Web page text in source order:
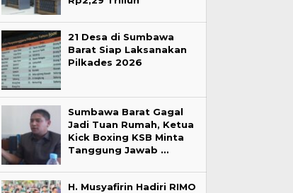
21 Desa di Sumbawa
Barat Siap Laksanakan
Pilkades 2026
Sumbawa Barat Gagal
Jadi Tuan Rumah, Ketua
Kick Boxing KSB Minta
Tanggung Jawab …
H. Musyafirin Hadiri RIMO